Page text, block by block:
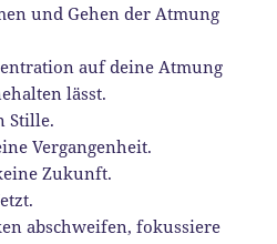
und Gehen der Atmung
auf deine Atmung
lässt.
Stille.
Vergangenheit.
Zukunft.
abschweifen, fokussiere